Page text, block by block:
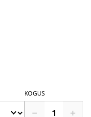
KOGUS